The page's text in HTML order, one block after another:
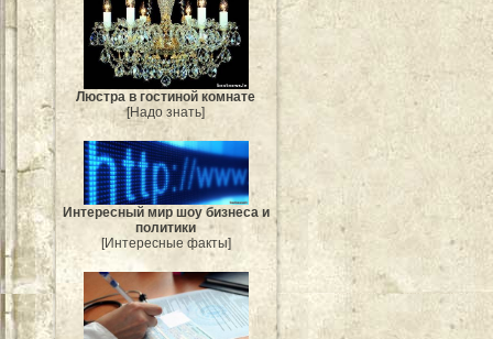
Люстра в гостиной комнате
[Надо знать]
Интересный мир шоу бизнеса и
политики
[Интересные факты]